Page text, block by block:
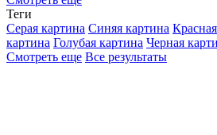
Теги
Серая картина Синяя картина
картина Голубая картина Черная
Смотреть еще Все результаты